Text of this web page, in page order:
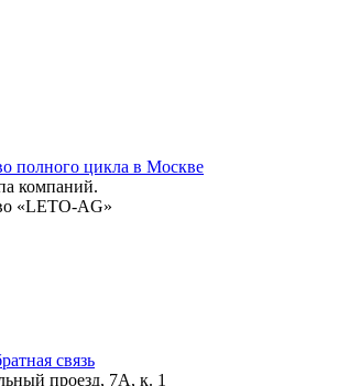
полного цикла в Москве
компаний.
«LETO-AG»
связь
проезд, 7А, к. 1